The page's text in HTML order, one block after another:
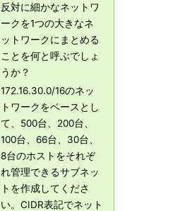
反対に細かなネットワ
ークを1つの大きなネ
ットワークにまとめる
ことを何と呼ぶでしょ
うか？
172.16.30.0/16のネッ
トワークをベースとし
て、500台、200台、
100台、66台、30台、
8台のホストをそれぞ
れ管理できるサブネッ
トを作成してくださ
い。CIDR表記でネット